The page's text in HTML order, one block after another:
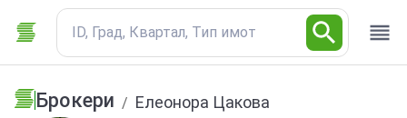
ID, Град, Квартал, Тип имот
Брокери / Елеонора Цакова